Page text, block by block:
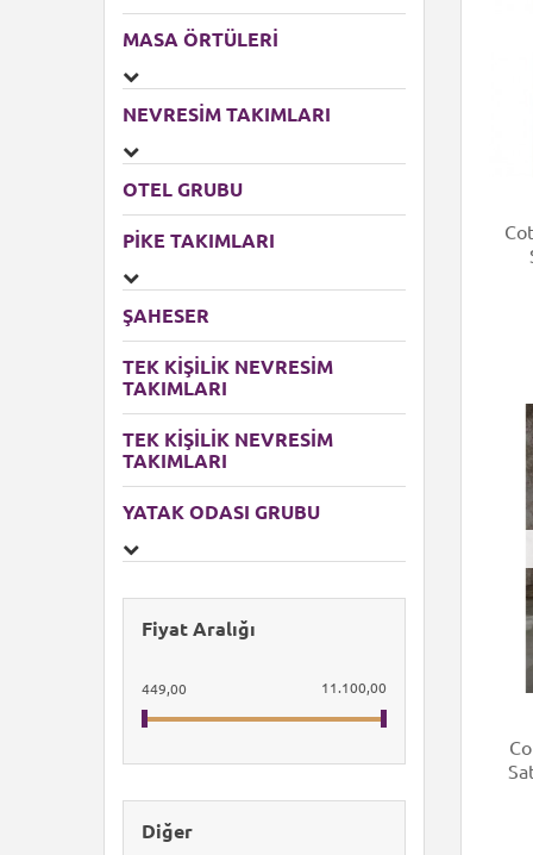
MASA ÖRTÜLERI
NEVRESIM TAKIMLARI
OTEL GRUBU
PIKE TAKIMLARI
ŞAHESER
TEK KİŞİLİK NEVRESİM
TAKIMLARI
TEK KIŞILIK NEVRESIM
TAKIMLARI
YATAK ODASI GRUBU
Fiyat Aralığı
449,00 11.100,00
Diğer